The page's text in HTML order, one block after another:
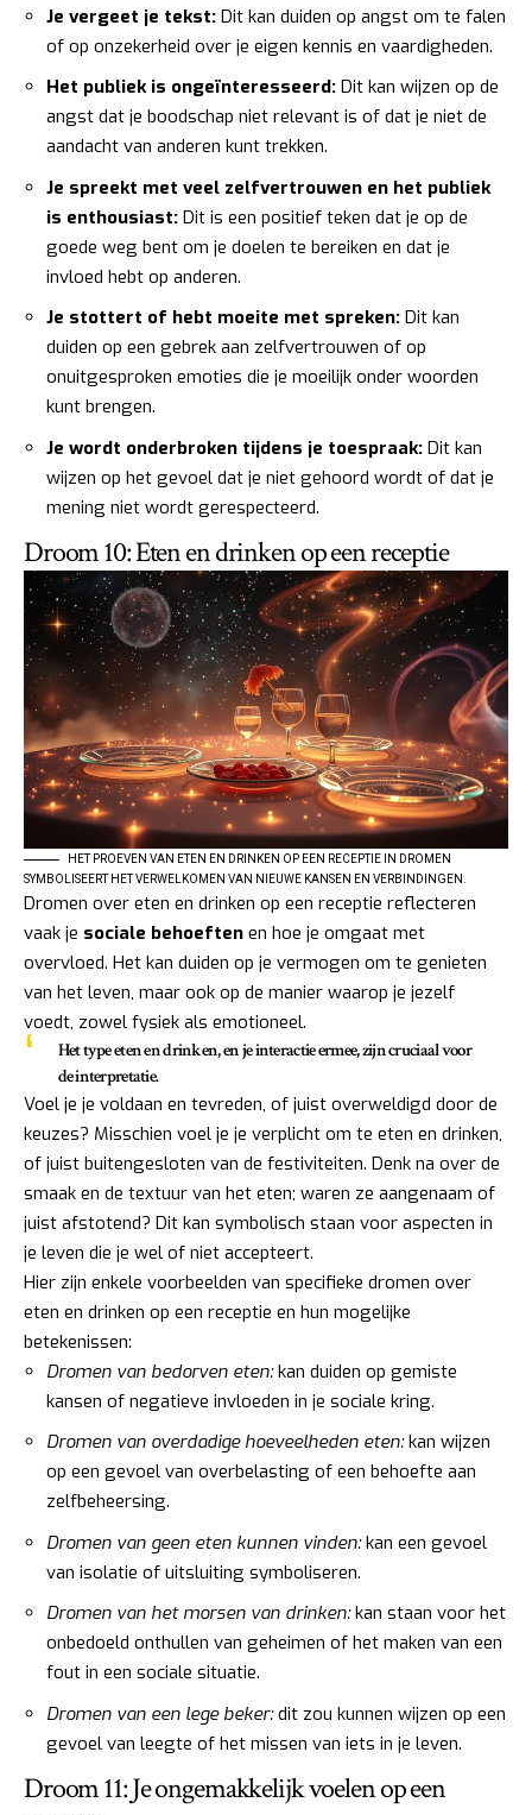
Je vergeet je tekst: Dit kan duiden op angst om te falen
of op onzekerheid over je eigen kennis en vaardigheden.
Het publiek is ongeïnteresseerd: Dit kan wijzen op de
angst dat je boodschap niet relevant is of dat je niet de
aandacht van anderen kunt trekken.
Je spreekt met veel zelfvertrouwen en het publiek
is enthousiast: Dit is een positief teken dat je op de
goede weg bent om je doelen te bereiken en dat je
invloed hebt op anderen.
Je stottert of hebt moeite met spreken: Dit kan
duiden op een gebrek aan zelfvertrouwen of op
onuitgesproken emoties die je moeilijk onder woorden
kunt brengen.
Je wordt onderbroken tijdens je toespraak: Dit kan
wijzen op het gevoel dat je niet gehoord wordt of dat je
mening niet wordt gerespecteerd.
Droom 10: Eten en drinken op een receptie
HET PROEVEN VAN ETEN EN DRINKEN OP EEN RECEPTIE IN DROMEN
SYMBOLISEERT HET VERWELKOMEN VAN NIEUWE KANSEN EN VERBINDINGEN.
Dromen over eten en drinken op een receptie reflecteren
vaak je sociale behoeften en hoe je omgaat met
overvloed. Het kan duiden op je vermogen om te genieten
van het leven, maar ook op de manier waarop je jezelf
voedt, zowel fysiek als emotioneel.
Het type eten en drinken, en je interactie ermee, zijn cruciaal voor
de interpretatie.
Voel je je voldaan en tevreden, of juist overweldigd door de
keuzes? Misschien voel je je verplicht om te eten en drinken,
of juist buitengesloten van de festiviteiten. Denk na over de
smaak en de textuur van het eten; waren ze aangenaam of
juist afstotend? Dit kan symbolisch staan voor aspecten in
je leven die je wel of niet accepteert.
Hier zijn enkele voorbeelden van specifieke dromen over
eten en drinken op een receptie en hun mogelijke
betekenissen:
Dromen van bedorven eten:kan duiden op gemiste
kansen of negatieve invloeden in je sociale kring.
Dromen van overdadige hoeveelheden eten:kan wijzen
op een gevoel van overbelasting of een behoefte aan
zelfbeheersing.
Dromen van geen eten kunnen vinden:kan een gevoel
van isolatie of uitsluiting symboliseren.
Dromen van het morsen van drinken:kan staan voor het
onbedoeld onthullen van geheimen of het maken van een
fout in een sociale situatie.
Dromen van een lege beker:dit zou kunnen wijzen op een
gevoel van leegte of het missen van iets in je leven.
Droom 11: Je ongemakkelijk voelen op een